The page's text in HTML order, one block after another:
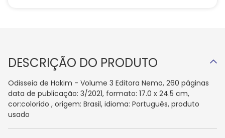
DESCRIÇÃO DO PRODUTO
Odisseia de Hakim - Volume 3 Editora Nemo, 260 páginas
data de publicação: 3/2021, formato: 17.0 x 24.5 cm,
cor:colorido , origem: Brasil, idioma: Português, produto
usado